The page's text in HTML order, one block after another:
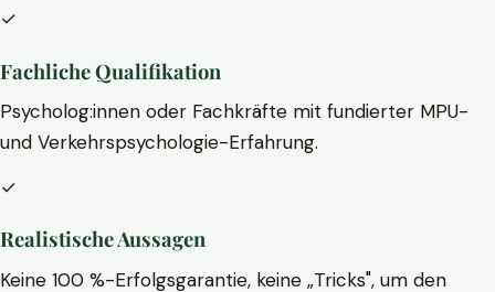
✓
Fachliche Qualifikation
Psycholog:innen oder Fachkräfte mit fundierter MPU-
und Verkehrspsychologie-Erfahrung.
✓
Realistische Aussagen
Keine 100 %-Erfolgsgarantie, keine „Tricks", um den